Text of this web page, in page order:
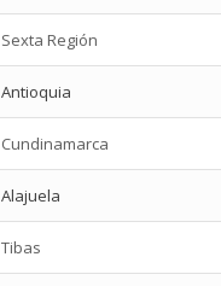
Sexta Región
Antioquia
Cundinamarca
Alajuela
Tibas